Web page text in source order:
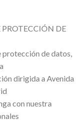
DE
protección de datos,
dirigida a Avenida
con nuestra